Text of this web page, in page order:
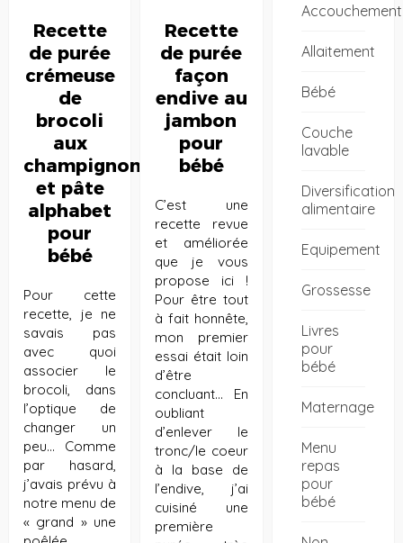
Recette
de purée
crémeuse
de
brocoli
aux
champignons
et pâte
alphabet
pour
bébé
Pour cette
recette, je ne
savais pas
avec quoi
associer le
brocoli, dans
l’optique de
changer un
peu… Comme
par hasard,
j’avais prévu à
notre menu de
« grand » une
Recette
de purée
façon
endive au
jambon
pour
bébé
C’est une
recette revue
et améliorée
que je vous
propose ici !
Pour être tout
à fait honnête,
mon premier
essai était loin
d’être
concluant… En
oubliant
d’enlever le
tronc/le coeur
à la base de
l’endive, j’ai
cuisiné une
première
Accouchement
Allaitement
Bébé
Couche
lavable
Diversification
alimentaire
Equipement
Grossesse
Livres
pour
bébé
Maternage
Menu
repas
pour
bébé